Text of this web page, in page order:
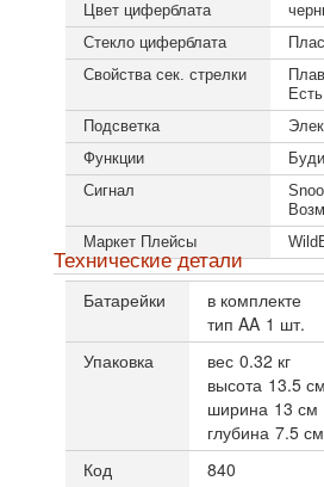
Цвет циферблата
Стекло циферблата
Свойства сек. стрелки
Есть
Подсветка
Функции
Сигнал
Маркет Плейсы
Технические детали
Батарейки
в комплекте
тип AA 1 шт.
Упаковка
вес 0.32 кг
высота 13.5 см
ширина 13 см
глубина 7.5 см
Код
840